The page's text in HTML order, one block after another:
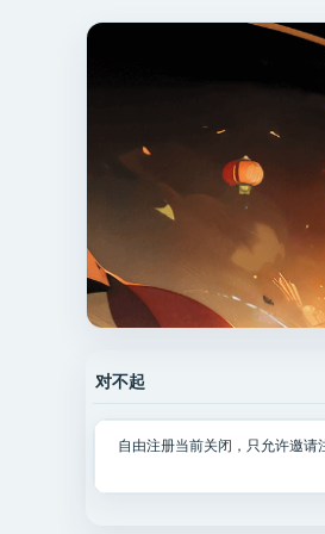
对不起
自由注册当前关闭，只允许邀